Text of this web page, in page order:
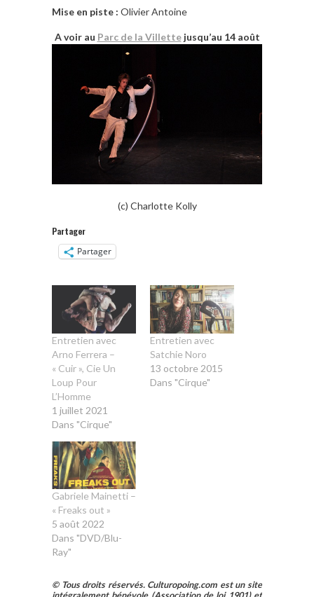
Mise en piste : Olivier Antoine
A voir au Parc de la Villettejusqu’au 14 août
(c) Charlotte Kolly
Partager
Partager
Entretien avec
Arno Ferrera –
« Cuir », Cie Un
Loup Pour
L’Homme
1 juillet 2021
Dans "Cirque"
Entretien avec
Satchie Noro
13 octobre 2015
Dans "Cirque"
Gabriele Mainetti –
« Freaks out »
5 août 2022
Dans "DVD/Blu-
Ray"
© Tous droits réservés. Culturopoing.com est un site